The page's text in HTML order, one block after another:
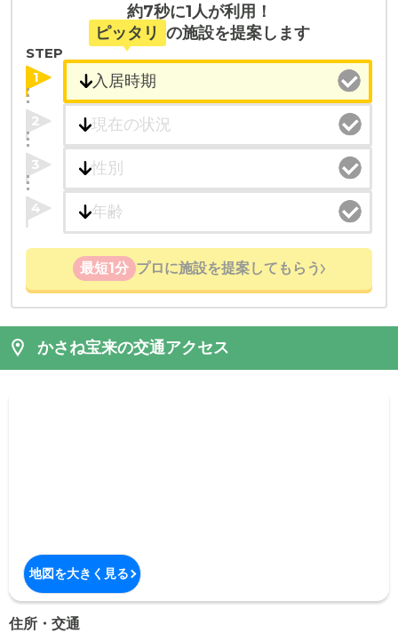
約7秒に1人が利用！
ピッタリ の施設を提案します
STEP
1
2
3
4
最短1分 プロに施設を提案してもらう
かさね宝来の交通アクセス
地図を大きく見る
住所・交通